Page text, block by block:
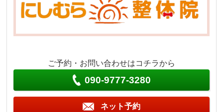
ご予約・お問い合わせはコチラから
090-9777-3280
ネット予約